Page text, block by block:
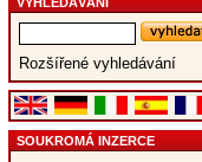
Rozšířené vyhledávání
SOUKROMÁ INZERCE